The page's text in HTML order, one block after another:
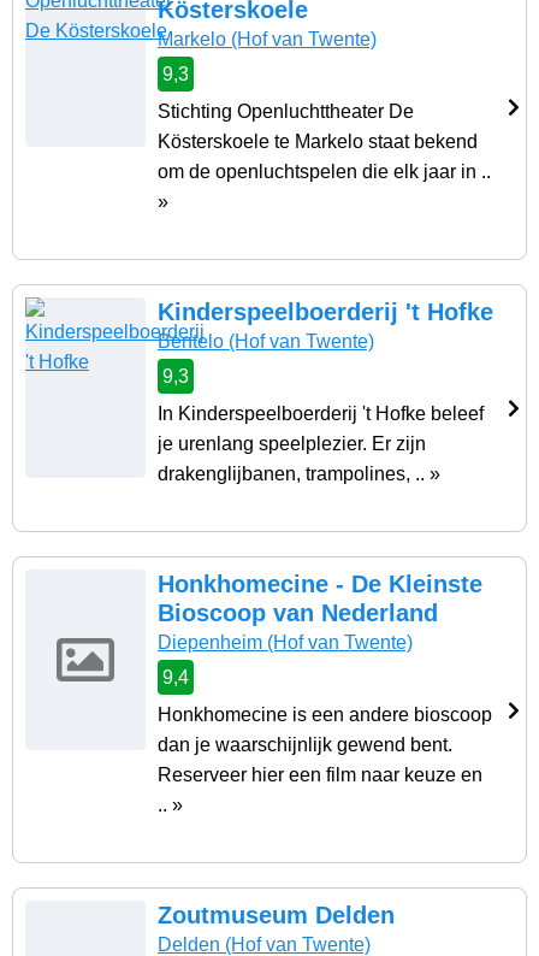
Kösterskoele
Markelo (Hof van Twente)
9,3
Stichting Openluchttheater De
Kösterskoele te Markelo staat bekend
om de openluchtspelen die elk jaar in ..
»
Kinderspeelboerderij 't Hofke
Bentelo (Hof van Twente)
9,3
In Kinderspeelboerderij 't Hofke beleef
je urenlang speelplezier. Er zijn
drakenglijbanen, trampolines, .. »
Honkhomecine - De Kleinste
Bioscoop van Nederland
Diepenheim (Hof van Twente)
9,4
Honkhomecine is een andere bioscoop
dan je waarschijnlijk gewend bent.
Reserveer hier een film naar keuze en
.. »
Zoutmuseum Delden
Delden (Hof van Twente)